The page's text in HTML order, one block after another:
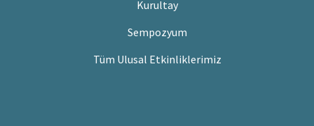
Kurultay
Sempozyum
Tüm Ulusal Etkinliklerimiz